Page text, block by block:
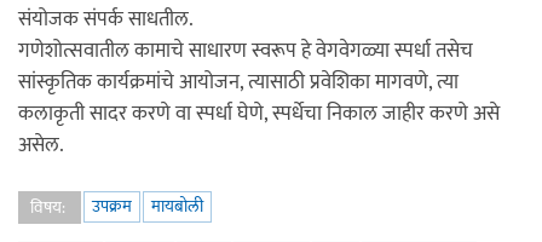
संयोजक संपर्क साधतील.
गणेशोत्सवातील कामाचे साधारण स्वरूप हे वेगवेगळ्या स्पर्धा तसेच
सांस्कृतिक कार्यक्रमांचे आयोजन, त्यासाठी प्रवेशिका मागवणे, त्या
कलाकृती सादर करणे वा स्पर्धा घेणे, स्पर्धेचा निकाल जाहीर करणे असे
असेल.
विषय: उपक्रम
मायबोली